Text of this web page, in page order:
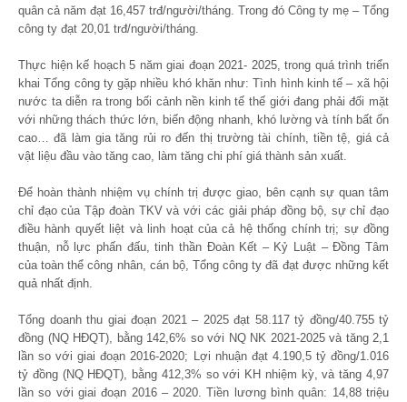
quân cả năm đạt 16,457 trđ/người/tháng. Trong đó Công ty mẹ – Tổng
công ty đạt 20,01 trđ/người/tháng.
Thực hiện kế hoạch 5 năm giai đoạn 2021- 2025, trong quá trình triển
khai Tổng công ty gặp nhiều khó khăn như: Tình hình kinh tế – xã hội
nước ta diễn ra trong bối cảnh nền kinh tế thế giới đang phải đối mặt
với những thách thức lớn, biến động nhanh, khó lường và tính bất ổn
cao… đã làm gia tăng rủi ro đến thị trường tài chính, tiền tệ, giá cả
vật liệu đầu vào tăng cao, làm tăng chi phí giá thành sản xuất.
Để hoàn thành nhiệm vụ chính trị được giao, bên cạnh sự quan tâm
chỉ đạo của Tập đoàn TKV và với các giải pháp đồng bộ, sự chỉ đạo
điều hành quyết liệt và linh hoạt của cả hệ thống chính trị; sự đồng
thuận, nỗ lực phấn đấu, tinh thần Đoàn Kết – Kỷ Luật – Đồng Tâm
của toàn thể công nhân, cán bộ, Tổng công ty đã đạt được những kết
quả nhất định.
Tổng doanh thu giai đoạn 2021 – 2025 đạt 58.117 tỷ đồng/40.755 tỷ
đồng (NQ HĐQT), bằng 142,6% so với NQ NK 2021-2025 và tăng 2,1
lần so với giai đoạn 2016-2020; Lợi nhuận đạt 4.190,5 tỷ đồng/1.016
tỷ đồng (NQ HĐQT), bằng 412,3% so với KH nhiệm kỳ, và tăng 4,97
lần so với giai đoạn 2016 – 2020. Tiền lương bình quân: 14,88 triệu